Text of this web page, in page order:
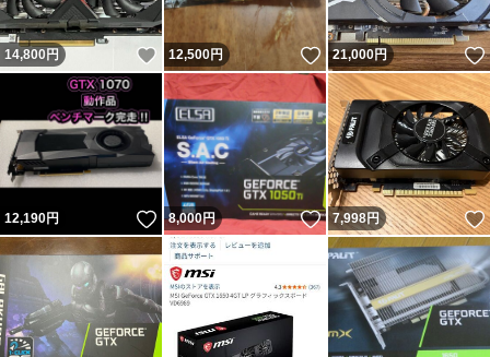
14,800 円 いいね！
12,500円 いいね！
21,000円
12,190円 いいね！
8,000円 いいね！
7,998円